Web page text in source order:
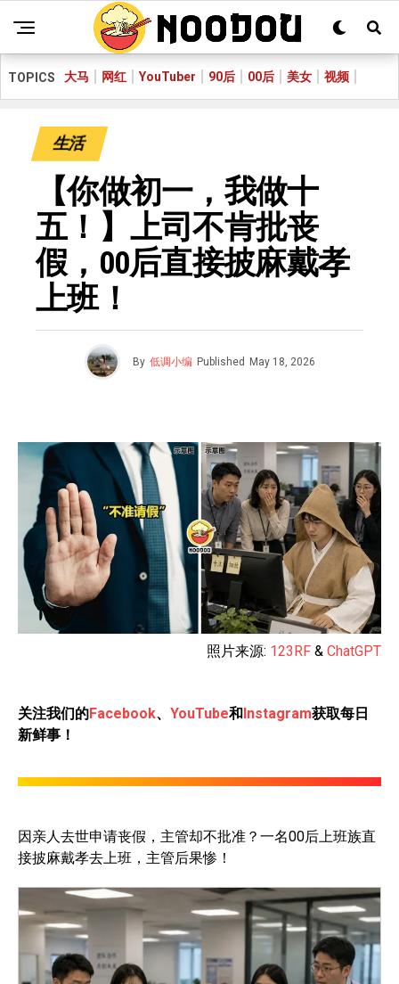
TOPICS 大马 网红 YouTuber 90后 00后 美女 视频
生活
【你做初一，我做十
五！】上司不肯批丧
假，00后直接披麻戴孝
上班！
By 低调小编 Published May 18, 2026
照片来源: 123RF & ChatGPT
关注我们的Facebook、 YouTube和Instagram获取每日
新鲜事！
因亲人去世申请丧假，主管却不批准？一名00后上班族直
接披麻戴孝去上班，主管后果惨！